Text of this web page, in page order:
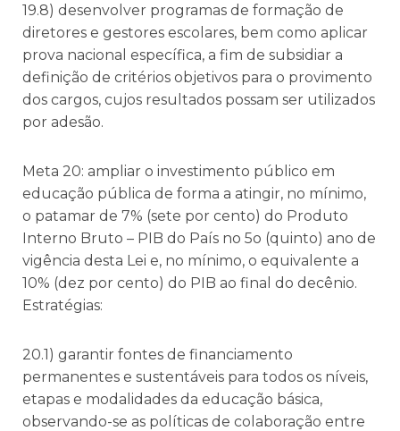
19.8) desenvolver programas de formação de
diretores e gestores escolares, bem como aplicar
prova nacional específica, a fim de subsidiar a
definição de critérios objetivos para o provimento
dos cargos, cujos resultados possam ser utilizados
por adesão.
Meta 20: ampliar o investimento público em
educação pública de forma a atingir, no mínimo,
o patamar de 7% (sete por cento) do Produto
Interno Bruto – PIB do País no 5o (quinto) ano de
vigência desta Lei e, no mínimo, o equivalente a
10% (dez por cento) do PIB ao final do decênio.
Estratégias:
20.1) garantir fontes de financiamento
permanentes e sustentáveis para todos os níveis,
etapas e modalidades da educação básica,
observando-se as políticas de colaboração entre